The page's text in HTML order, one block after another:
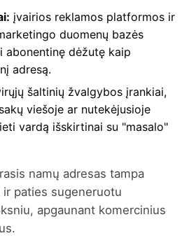
įvairios reklamos platformos ir
duomenų bazės
abonentinę dėžutę kaip
adresą.
šaltinių žvalgybos įrankiai,
viešoje ar nutekėjusioje
vardą išskirtinai su "masalo"
namų adresas tampa
paties sugeneruotu
apgaunant komercinius